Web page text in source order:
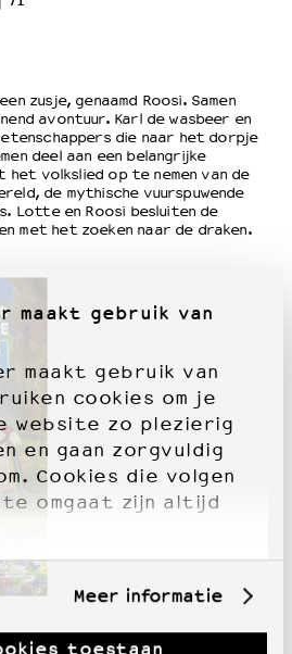
maakt gebruik van
maakt gebruik van
cookies om je
website zo plezierig
en gaan zorgvuldig
Cookies die volgen
omgaat zijn altijd
Meer informatie
toestaan
– VNPF
zusje, genaamd Roosi. Samen
avontuur. Karl de wasbeer en
die naar het dorpje
deel aan een belangrijke
het volkslied op te nemen van de
de mythische vuurspuwende
Lotte en Roosi besluiten de
met het zoeken naar de draken.